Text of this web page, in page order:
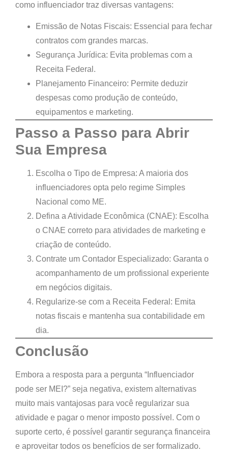
como influenciador traz diversas vantagens:
Emissão de Notas Fiscais: Essencial para fechar
contratos com grandes marcas.
Segurança Jurídica: Evita problemas com a
Receita Federal.
Planejamento Financeiro: Permite deduzir
despesas como produção de conteúdo,
equipamentos e marketing.
Passo a Passo para Abrir
Sua Empresa
Escolha o Tipo de Empresa: A maioria dos
influenciadores opta pelo regime Simples
Nacional como ME.
Defina a Atividade Econômica (CNAE): Escolha
o CNAE correto para atividades de marketing e
criação de conteúdo.
Contrate um Contador Especializado: Garanta o
acompanhamento de um profissional experiente
em negócios digitais.
Regularize-se com a Receita Federal: Emita
notas fiscais e mantenha sua contabilidade em
dia.
Conclusão
Embora a resposta para a pergunta “Influenciador
pode ser MEI?” seja negativa, existem alternativas
muito mais vantajosas para você regularizar sua
atividade e pagar o menor imposto possível . Com o
suporte certo, é possível garantir segurança financeira
e aproveitar todos os benefícios de ser formalizado.